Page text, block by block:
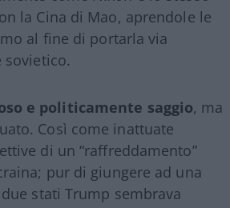
la Cina di Mao, aprendole le
al fine di portarla via
sovietico.
e politicamente saggio, ma
Così come inattuate
di un “raffreddamento”
pur di giungere ad una
stati Trump sembrava